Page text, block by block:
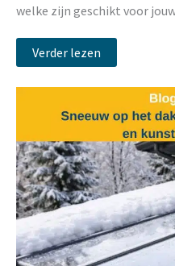
welke zijn geschikt voor
Verder lezen